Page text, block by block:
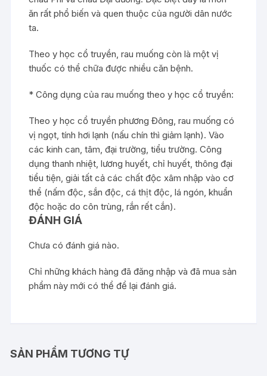
ăn rất phổ biến và quen thuộc của người dân nước
ta.
Theo y học cổ truyền, rau muống còn là một vị
thuốc có thể chữa được nhiều căn bệnh.
* Công dụng của rau muống theo y học cổ truyền:
Theo y học cổ truyền phương Đông, rau muống có
vị ngọt, tính hơi lạnh (nấu chín thì giảm lạnh). Vào
các kinh can, tâm, đại trường, tiểu trường. Công
dụng thanh nhiệt, lương huyết, chỉ huyết, thông đại
tiểu tiện, giải tất cả các chất độc xâm nhập vào cơ
thể (nấm độc, sắn độc, cá thịt độc, lá ngón, khuẩn
độc hoặc do côn trùng, rắn rết cắn).
ĐÁNH GIÁ
Chưa có đánh giá nào.
Chỉ những khách hàng đã đăng nhập và đã mua sản
phẩm này mới có thể để lại đánh giá.
SẢN PHẨM TƯƠNG TỰ